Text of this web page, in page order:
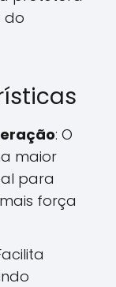
do
: O
maior
para
força